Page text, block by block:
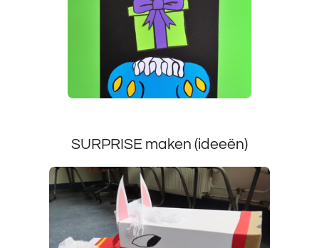
SURPRISE maken (ideeën)